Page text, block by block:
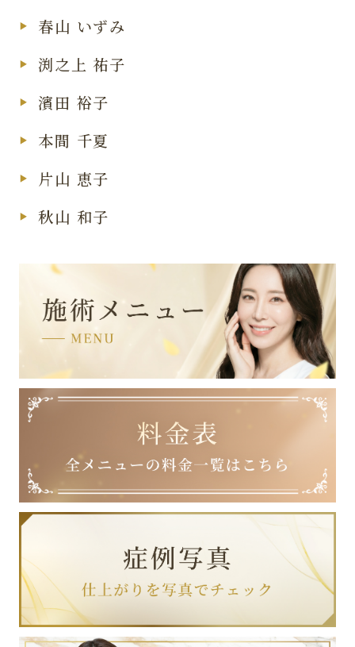
春山 いずみ
渕之上 祐子
濱田 裕子
本間 千夏
片山 恵子
秋山 和子